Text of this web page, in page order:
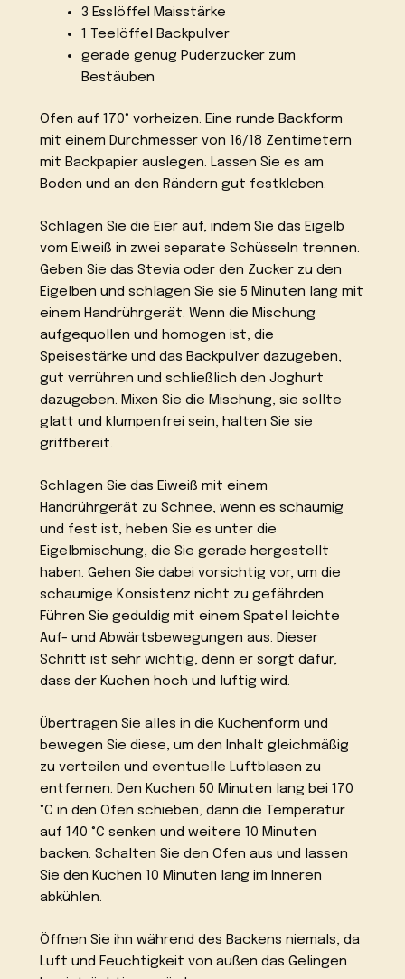
3 Esslöffel Maisstärke
1 Teelöffel Backpulver
gerade genug Puderzucker zum
Bestäuben
Ofen auf 170° vorheizen. Eine runde Backform
mit einem Durchmesser von 16/18 Zentimetern
mit Backpapier auslegen. Lassen Sie es am
Boden und an den Rändern gut festkleben.
Schlagen Sie die Eier auf, indem Sie das Eigelb
vom Eiweiß in zwei separate Schüsseln trennen.
Geben Sie das Stevia oder den Zucker zu den
Eigelben und schlagen Sie sie 5 Minuten lang mit
einem Handrührgerät. Wenn die Mischung
aufgequollen und homogen ist, die
Speisestärke und das Backpulver dazugeben,
gut verrühren und schließlich den Joghurt
dazugeben. Mixen Sie die Mischung, sie sollte
glatt und klumpenfrei sein, halten Sie sie
griffbereit.
Schlagen Sie das Eiweiß mit einem
Handrührgerät zu Schnee, wenn es schaumig
und fest ist, heben Sie es unter die
Eigelbmischung, die Sie gerade hergestellt
haben. Gehen Sie dabei vorsichtig vor, um die
schaumige Konsistenz nicht zu gefährden.
Führen Sie geduldig mit einem Spatel leichte
Auf- und Abwärtsbewegungen aus. Dieser
Schritt ist sehr wichtig, denn er sorgt dafür,
dass der Kuchen hoch und luftig wird.
Übertragen Sie alles in die Kuchenform und
bewegen Sie diese, um den Inhalt gleichmäßig
zu verteilen und eventuelle Luftblasen zu
entfernen. Den Kuchen 50 Minuten lang bei 170
°C in den Ofen schieben, dann die Temperatur
auf 140 °C senken und weitere 10 Minuten
backen. Schalten Sie den Ofen aus und lassen
Sie den Kuchen 10 Minuten lang im Inneren
abkühlen.
Öffnen Sie ihn während des Backens niemals, da
Luft und Feuchtigkeit von außen das Gelingen